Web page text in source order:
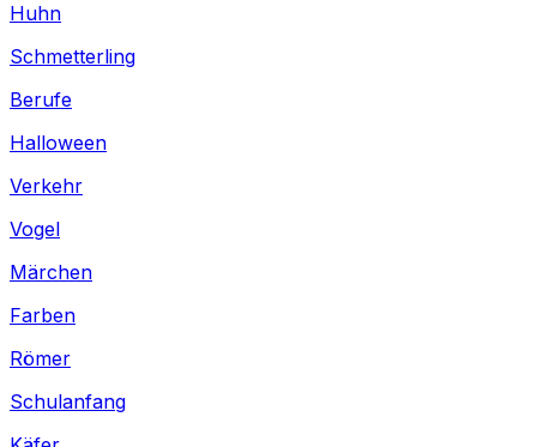
Huhn
Schmetterling
Berufe
Halloween
Verkehr
Vogel
Märchen
Farben
Römer
Schulanfang